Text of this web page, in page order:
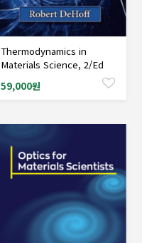
샘플도서신청
Thermodynamics in
Materials Science, 2/Ed
59,000원